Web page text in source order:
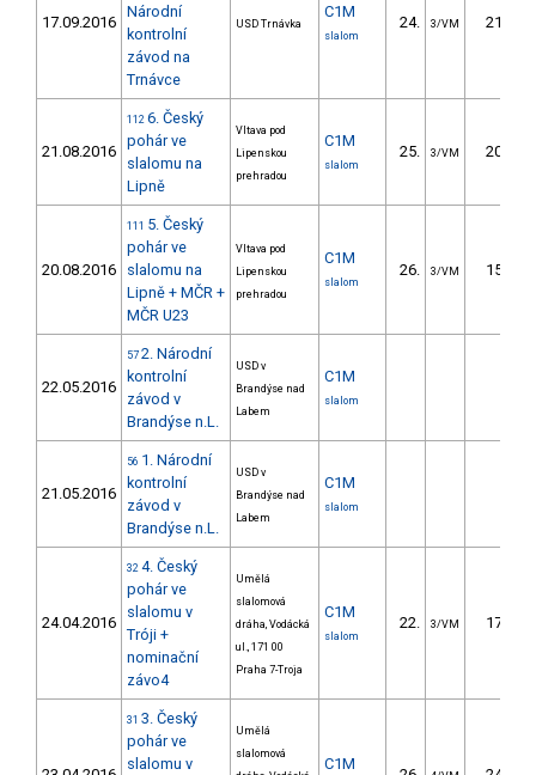
17.09.2016
Národní
kontrolní
závod na
Trnávce
USD Trnávka
C1M
slalom
24. 3/VM 21.31
21.08.2016
112 6. Český
pohár ve
slalomu na
Lipně
Vltava pod
Lipenskou
prehradou
C1M
slalom
25. 3/VM 20.99
20.08.2016
111 5. Český
pohár ve
slalomu na
Lipně + MČR +
MČR U23
Vltava pod
Lipenskou
prehradou
C1M
slalom
26. 3/VM 15.11
22.05.2016
57 2. Národní
kontrolní
závod v
Brandýse n.L.
USD v
Brandýse nad
Labem
C1M
slalom
21.05.2016
56 1. Národní
kontrolní
závod v
Brandýse n.L.
USD v
Brandýse nad
Labem
C1M
slalom
24.04.2016
32 4. Český
pohár ve
slalomu v
Tróji +
nominační
závo4
Umělá
slalomová
dráha, Vodácká
ul., 171 00
Praha 7-Troja
C1M
slalom
22. 3/VM 17.45
31 3. Český
pohár ve
slalomu v
Umělá
slalomová
C1M